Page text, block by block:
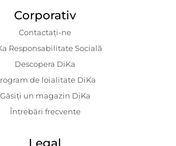
Corporativ
Contactaţi-ne
Responsabilitate Socială
Descopera DiKa
de loialitate DiKa
Găsiți un magazin DiKa
Întrebări frecvente
Legal